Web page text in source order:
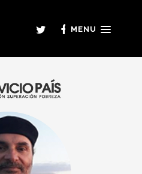
MENU